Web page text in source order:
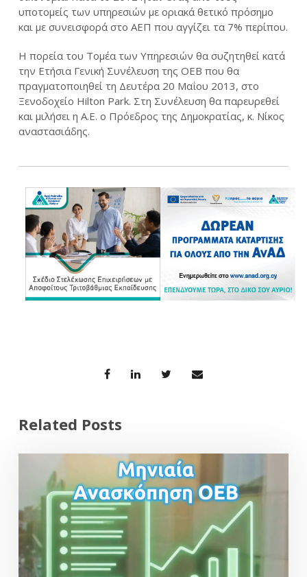
υποτομείς των υπηρεσιών με οριακά θετικό πρόσημο
και με συνεισφορά στο ΑΕΠ που αγγίζει τα 7% περίπου.
Η πορεία του Τομέα των Υπηρεσιών θα συζητηθεί κατά
την Ετήσια Γενική Συνέλευση της ΟΕΒ που θα
πραγματοποιηθεί τη Δευτέρα 20 Μαΐου 2013, στο
Ξενοδοχείο Hilton Park. Στη Συνέλευση θα παρευρεθεί
και μιλήσει η Α.Ε. ο Πρόεδρος της Δημοκρατίας, κ. Νίκος
αναστασιάδης.
Related Posts